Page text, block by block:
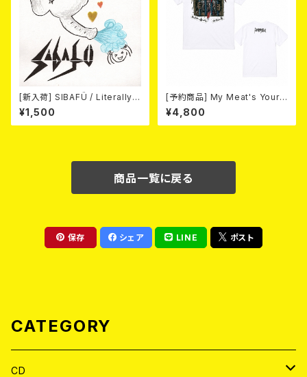
[新入荷] SIBAFÜ / Literally
(7"EP)
¥1,500
[予約商品] My Meat's Your
Poison -あんたにゃ毒でもオイ
ラにゃ薬- (WHITE) 熊本地震
復興支援T-shirt (XXL & XXX
¥4,800
商品一覧に戻る
保存 シェア LINE ポスト
CATEGORY
CD